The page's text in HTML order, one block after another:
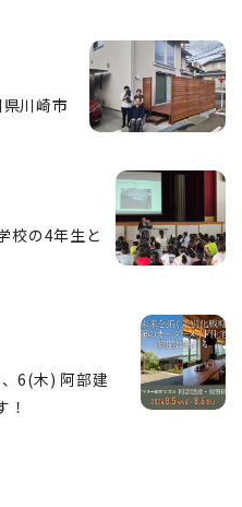
川崎市
校の4年生と
6(木) 阿部建
！